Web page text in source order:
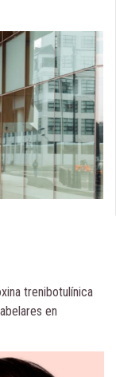
trenibotulínica
en